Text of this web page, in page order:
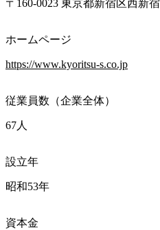
〒160-0023 東京都新宿区西新
ホームページ
https://www.kyoritsu-s.co.jp
従業員数（企業全体）
67人
設立年
昭和53年
資本金